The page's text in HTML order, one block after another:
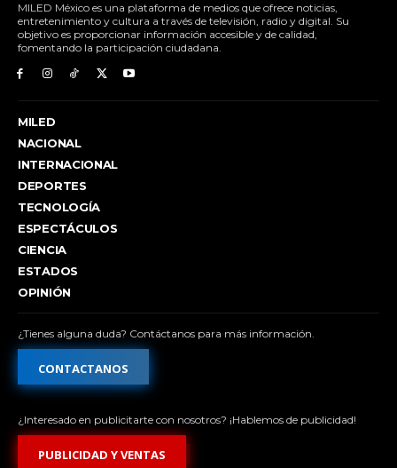
MILED México es una plataforma de medios que ofrece noticias,
entretenimiento y cultura a través de televisión, radio y digital. Su
objetivo es proporcionar información accesible y de calidad,
fomentando la participación ciudadana.
MILED
NACIONAL
INTERNACIONAL
DEPORTES
TECNOLOGÍA
ESPECTÁCULOS
CIENCIA
ESTADOS
OPINIÓN
¿Tienes alguna duda? Contáctanos para más información.
CONTACTANOS
¿Interesado en publicitarte con nosotros? ¡Hablemos de publicidad!
PUBLICIDAD Y VENTAS